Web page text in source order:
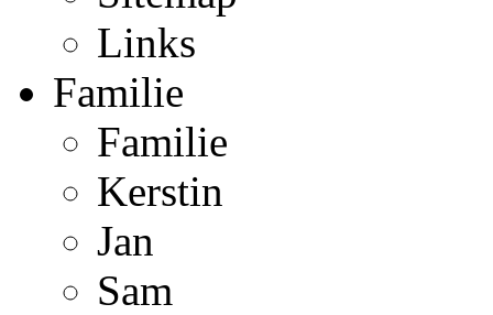
Links
Familie
Familie
Kerstin
Jan
Sam